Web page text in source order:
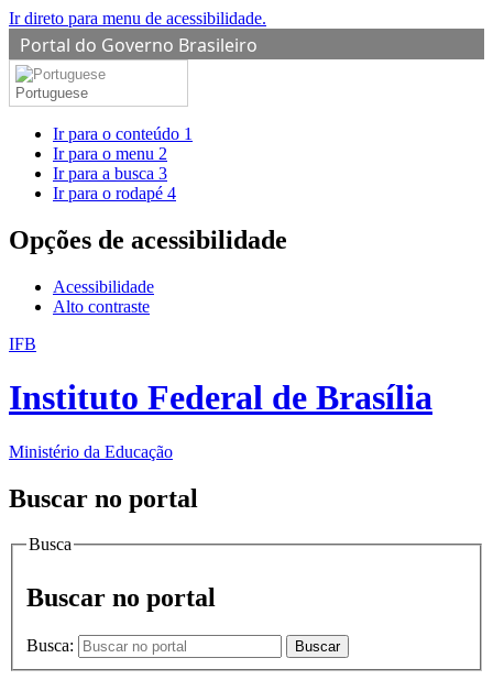
Ir direto para menu de acessibilidade.
Portal do Governo Brasileiro
Portuguese
Ir para o conteúdo 1
Ir para o menu 2
Ir para a busca 3
Ir para o rodapé 4
Opções de acessibilidade
Acessibilidade
Alto contraste
IFB
Instituto Federal de Brasília
Ministério da Educação
Buscar no portal
Busca
Buscar no portal
Busca: Buscar